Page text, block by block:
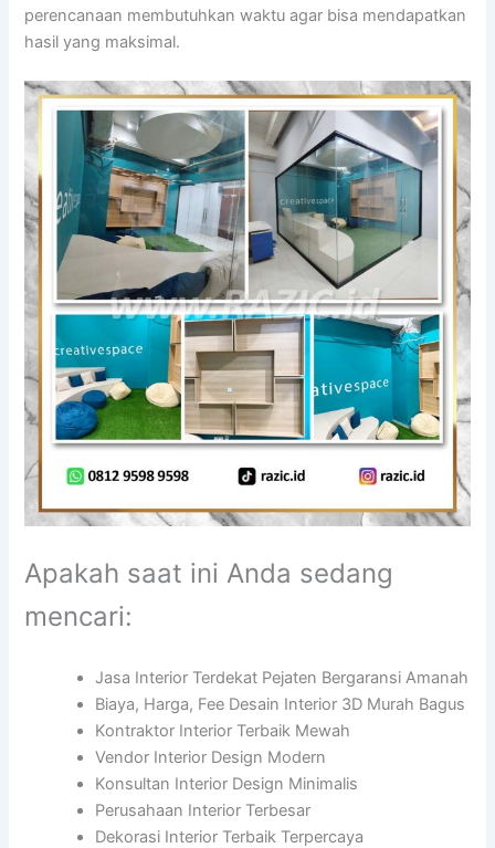
perencanaan membutuhkan waktu agar bisa mendapatkan
hasil yang maksimal.
Apakah saat ini Anda sedang
mencari:
Jasa Interior Terdekat Pejaten Bergaransi Amanah
Biaya, Harga, Fee Desain Interior 3D Murah Bagus
Kontraktor Interior Terbaik Mewah
Vendor Interior Design Modern
Konsultan Interior Design Minimalis
Perusahaan Interior Terbesar
Dekorasi Interior Terbaik Terpercaya